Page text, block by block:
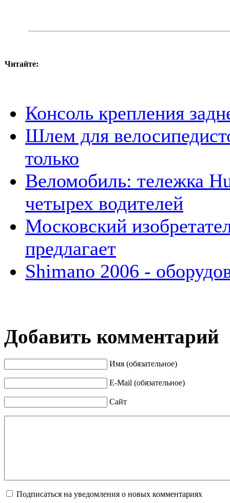
Читайте:
Консоль крепления
Шлем для
только
Веломобиль: тележка
четырех водителей
Московский
предлагает
Shimano 2006 -
Добавить комментарий
Имя (обязательное)
E-Mail (обязательное)
Сайт
Подписаться на уведомления о новых комментариях